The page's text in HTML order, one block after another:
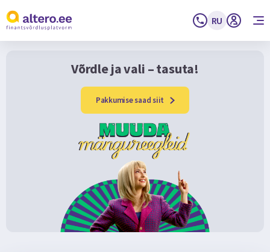
RU
Võrdle ja vali – tasuta!
Pakkumise saad siit